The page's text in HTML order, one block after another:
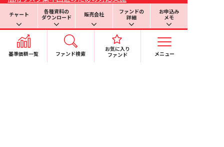
チャート
各種資料の
ダウンロード
販売会社
ファンドの
詳細
お申込み
メモ
基準価額一覧 ファンド検索
お気に入り
ファンド
メニュー
日本投資顧問業協会と投資信託協会の合併に関するお
しらせ